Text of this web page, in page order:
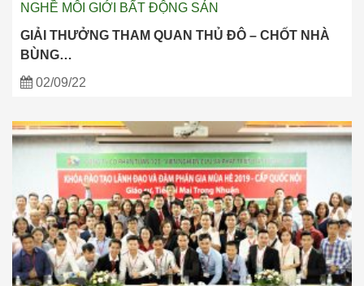
NGHỀ MÔI GIỚI BẤT ĐỘNG SẢN
GIẢI THƯỞNG THAM QUAN THỦ ĐÔ – CHỐT NHÀ
BÙNG…
02/09/22